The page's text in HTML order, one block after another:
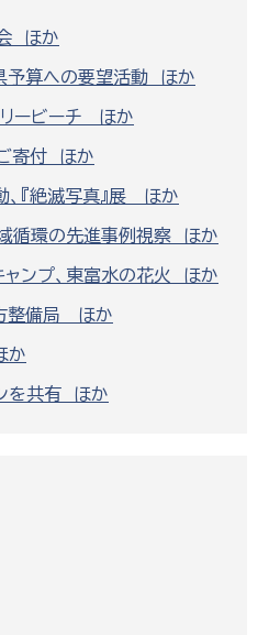
ほか
予算への要望活動 ほか
リービーチ ほか
ご寄付 ほか
『絶滅写真』展 ほか
循環の先進事例視察 ほか
ャンプ、東富水の花火 ほか
整備局 ほか
か
ンを共有 ほか